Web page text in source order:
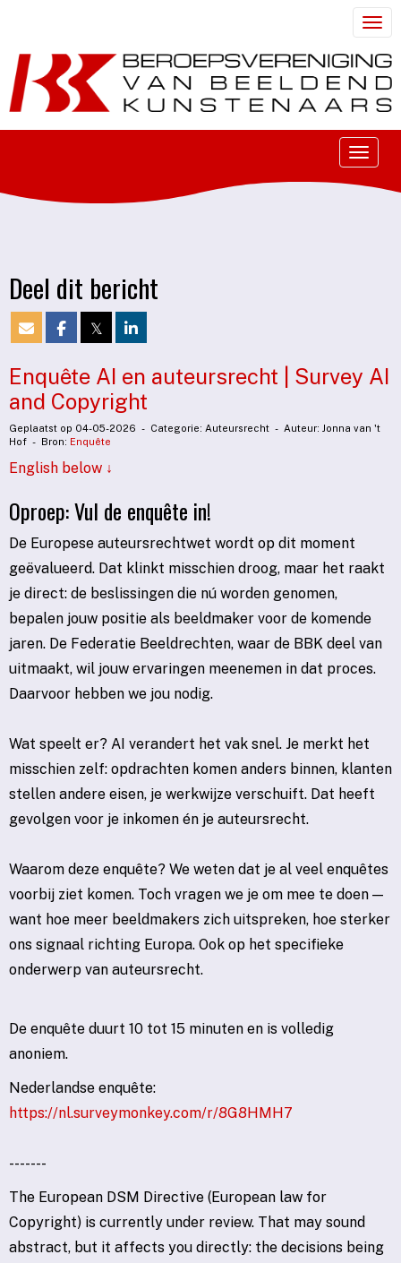
Deel dit bericht
𝕏
Enquête AI en auteursrecht | Survey AI
and Copyright
Geplaatst op 04-05-2026 - Categorie: Auteursrecht - Auteur: Jonna van 't
Hof - Bron: Enquête
English below ↓
Oproep: Vul de enquête in!
De Europese auteursrechtwet wordt op dit moment
geëvalueerd. Dat klinkt misschien droog, maar het raakt
je direct: de beslissingen die nú worden genomen,
bepalen jouw positie als beeldmaker voor de komende
jaren. De Federatie Beeldrechten, waar de BBK deel van
uitmaakt, wil jouw ervaringen meenemen in dat proces.
Daarvoor hebben we jou nodig.
Wat speelt er? AI verandert het vak snel. Je merkt het
misschien zelf: opdrachten komen anders binnen, klanten
stellen andere eisen, je werkwijze verschuift. Dat heeft
gevolgen voor je inkomen én je auteursrecht.
Waarom deze enquête? We weten dat je al veel enquêtes
voorbij ziet komen. Toch vragen we je om mee te doen —
want hoe meer beeldmakers zich uitspreken, hoe sterker
ons signaal richting Europa. Ook op het specifieke
onderwerp van auteursrecht.
De enquête duurt 10 tot 15 minuten en is volledig
anoniem.
Nederlandse enquête:
https://nl.surveymonkey.com/r/8G8HMH7
-------
The European DSM Directive (European law for
Copyright) is currently under review. That may sound
abstract, but it affects you directly: the decisions being